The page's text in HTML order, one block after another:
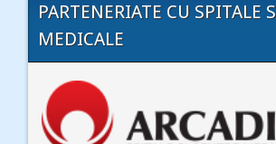
PARTENERIATE CU SPITALE
MEDICALE